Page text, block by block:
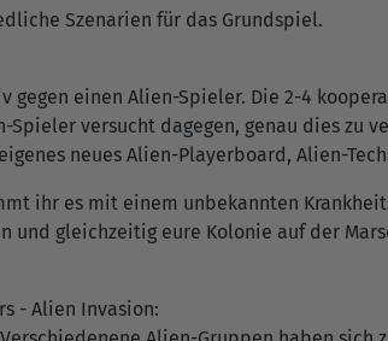
Szenarien für das Grundspiel.
gegen einen Alien-Spieler. Die 2-4
Spieler versucht dagegen, genau dies zu
neues Alien-Playerboard, Alien-
ihr es mit einem unbekannten
und gleichzeitig eure Kolonie auf der
- Alien Invasion: